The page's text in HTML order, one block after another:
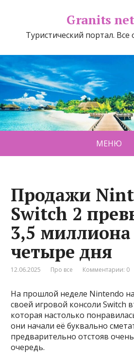
Granits
Туристический портал. Все
МЕНЮ
Продажи
Switch 2
3,5 миллиона
четыре дня
12.06.2025 Про все Комментарии: 0
На прошлой неделе Nintendo
своей игровой консоли Switch
которая настолько
они начали её буквально
предварительно отстояв
очередь.